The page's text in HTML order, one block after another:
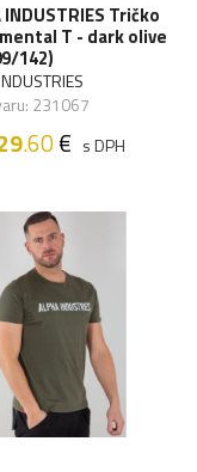
INDUSTRIES Tričko
T - dark olive
142)
231067
.60€ s DPH